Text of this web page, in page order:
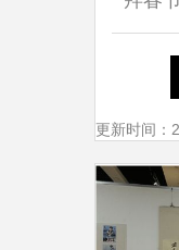
一场
更新时间：